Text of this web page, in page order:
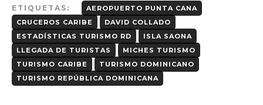
ETIQUETAS:
AEROPUERTO PUNTA CANA
CRUCEROS CARIBE
DAVID COLLADO
ESTADÍSTICAS TURISMO RD
ISLA SAONA
LLEGADA DE TURISTAS
MICHES TURISMO
TURISMO CARIBE
TURISMO DOMINICANO
TURISMO REPÚBLICA DOMINICANA